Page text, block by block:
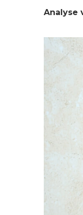
Analyse